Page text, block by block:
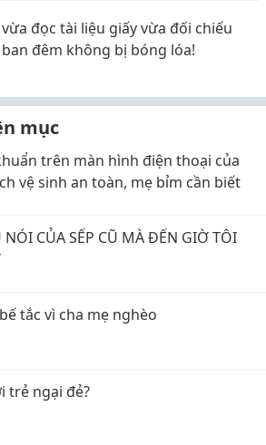
đọc tài liệu giấy vừa đối chiếu
đêm không bị bóng lóa!
mục
trên màn hình điện thoại của
vệ sinh an toàn, mẹ bỉm cần biết
NÓI CỦA SẾP CŨ MÀ ĐẾN GIỜ TÔI
tắc vì cha mẹ nghèo
trẻ ngại đẻ?